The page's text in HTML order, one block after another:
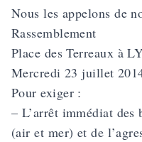
Nous les appelons de
Rassemblement
Place des Terreaux à
Mercredi 23 juillet
Pour exiger :
– L’arrêt immédiat des
(air et mer) et de